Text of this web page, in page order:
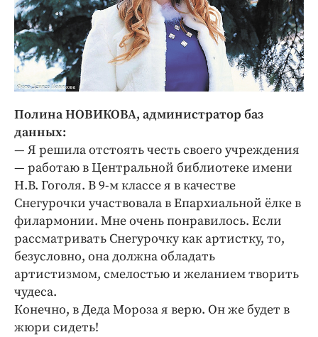
Полина НОВИКОВА, администратор баз
данных:
— Я решила отстоять честь своего учреждения
— работаю в Центральной библиотеке имени
Н.В. Гоголя. В 9-м классе я в качестве
Снегурочки участвовала в Епархиальной ёлке в
филармонии. Мне очень понравилось. Если
рассматривать Снегурочку как артистку, то,
безусловно, она должна обладать
артистизмом, смелостью и желанием творить
чудеса.
Конечно, в Деда Мороза я верю. Он же будет в
жюри сидеть!